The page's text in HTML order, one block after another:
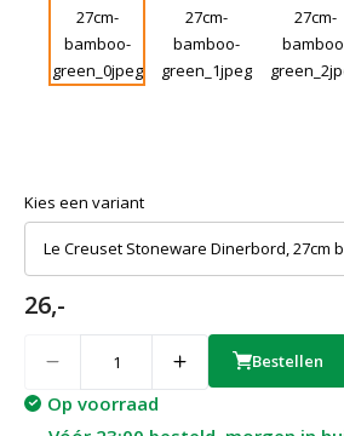
Kies een variant
Le Creuset Stoneware Dinerbord, 27cm
26,-
Bestellen
Op voorraad